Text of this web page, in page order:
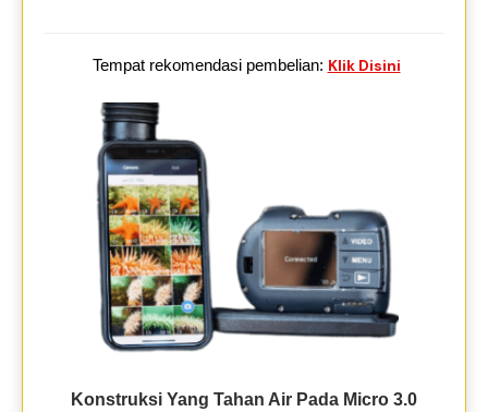
Tempat rekomendasi pembelian: Klik Disini
Konstruksi Yang Tahan Air Pada Micro 3.0